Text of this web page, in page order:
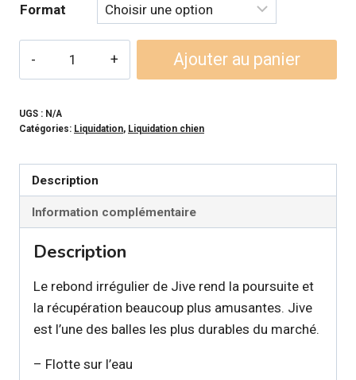
13,99$
à
22,39$
Format
PAW
-
Jive
pour
chien
Ajouter au panier
UGS : N/A
Catégories: Liquidation, Liquidation chien
Description
Information complémentaire
Description
Le rebond irrégulier de Jive rend la poursuite et
la récupération beaucoup plus amusantes. Jive
est l’une des balles les plus durables du marché.
– Flotte sur l’eau